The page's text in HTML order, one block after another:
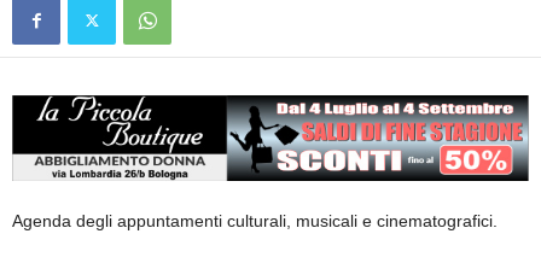
Agenda degli appuntamenti culturali, musicali e cinematografici.